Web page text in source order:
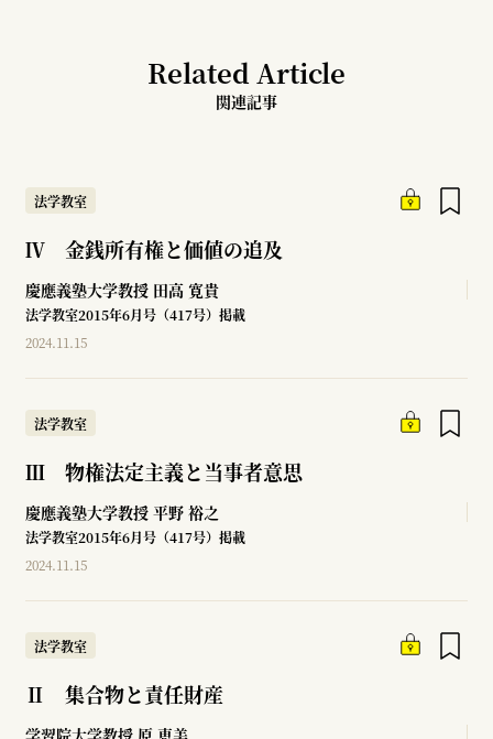
Related Article
関連記事
法学教室
Ⅳ 金銭所有権と価値の追及
慶應義塾大学教授 田高 寛貴
法学教室2015年6月号（417号）掲載
2024.11.15
法学教室
Ⅲ 物権法定主義と当事者意思
慶應義塾大学教授 平野 裕之
法学教室2015年6月号（417号）掲載
2024.11.15
法学教室
Ⅱ 集合物と責任財産
学習院大学教授 原 恵美